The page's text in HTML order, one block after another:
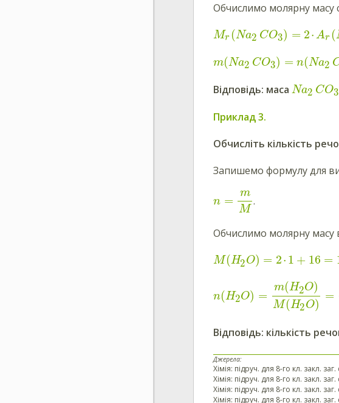
Обчислимо молярну масу
Mr(Na2 CO3) = 2⋅ Ar(
m(Na2 CO3) = n(Na2
Відповідь: маса Na2 CO3
Приклад 3.
Обчисліть кількість
Запишемо формулу для
n =
m
M
.
Обчислимо молярну масу
M(H2O) = 2⋅ 1 + 16 =
n(H2O) =
m(H2O)
M(H2O)
=
Відповідь: кількість
Джерела:
Хімія: підруч. для 8-го кл. закл.
Хімія: підруч. для 8-го кл. закл.
Хімія: підруч. для 8-го кл. закл.
Хімія: підруч. для 8-го кл. закл.